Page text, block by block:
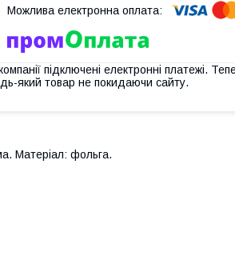
підключені електронні платежі.
який товар не покидаючи сайту.
Матеріал: фольга.